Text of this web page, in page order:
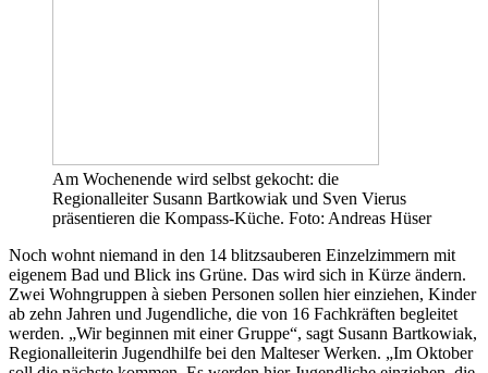
Am Wochenende wird selbst gekocht: die
Regionalleiter Susann Bartkowiak und Sven Vierus
präsentieren die Kompass-Küche. Foto: Andreas Hüser
Noch wohnt niemand in den 14 blitzsauberen Einzelzimmern mit
eigenem Bad und Blick ins Grüne. Das wird sich in Kürze ändern.
Zwei Wohngruppen à sieben Personen sollen hier einziehen, Kinder
ab zehn Jahren und Jugendliche, die von 16 Fachkräften begleitet
werden. „Wir beginnen mit einer Gruppe“, sagt Susann Bartkowiak,
Regionalleiterin Jugendhilfe bei den Malteser Werken. „Im Oktober